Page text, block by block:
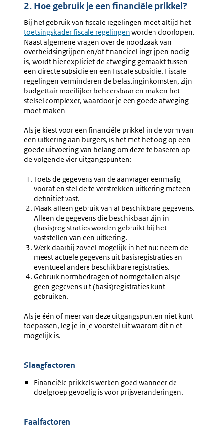
2. Hoe gebruik je een financiële prikkel?
Bij het gebruik van fiscale regelingen moet altijd het
link:
toetsingskader fiscale regelingen worden doorlopen.
Naast algemene vragen over de noodzaak van
overheidsingrijpen en/of financieel ingrijpen nodig
is, wordt hier expliciet de afweging gemaakt tussen
een directe subsidie en een fiscale subsidie. Fiscale
regelingen verminderen de belastinginkomsten, zijn
budgettair moeilijker beheersbaar en maken het
stelsel complexer, waardoor je een goede afweging
moet maken.
Als je kiest voor een financiële prikkel in de vorm van
een uitkering aan burgers, is het met het oog op een
goede uitvoering van belang om deze te baseren op
de volgende vier uitgangspunten:
Toets de gegevens van de aanvrager eenmalig
vooraf en stel de te verstrekken uitkering meteen
definitief vast.
Maak alleen gebruik van al beschikbare gegevens.
Alleen de gegevens die beschikbaar zijn in
(basis)registraties worden gebruikt bij het
vaststellen van een uitkering.
Werk daarbij zoveel mogelijk in het nu: neem de
meest actuele gegevens uit basisregistraties en
eventueel andere beschikbare registraties.
Gebruik normbedragen of normgetallen als je
geen gegevens uit (basis)registraties kunt
gebruiken.
Als je één of meer van deze uitgangspunten niet kunt
toepassen, leg je in je voorstel uit waarom dit niet
mogelijk is.
Slaagfactoren
Financiële prikkels werken goed wanneer de
doelgroep gevoelig is voor prijsveranderingen.
Faalfactoren